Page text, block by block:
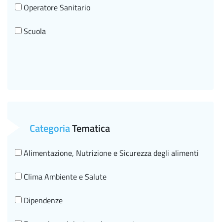
Operatore Sanitario
Scuola
CategoriaTematica
Alimentazione, Nutrizione e Sicurezza degli alimenti
Clima Ambiente e Salute
Dipendenze